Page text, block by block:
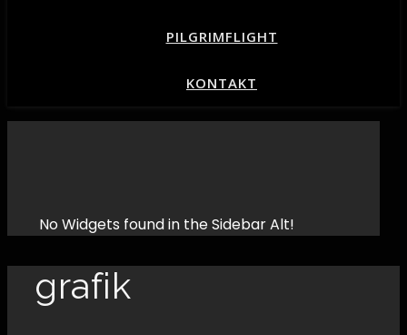
PILGRIMFLIGHT
KONTAKT
No Widgets found in the Sidebar Alt!
grafik